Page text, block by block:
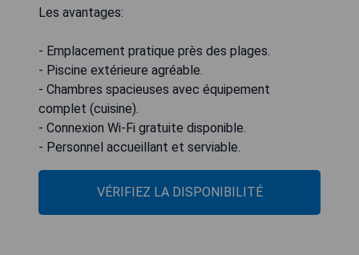
Les avantages:
- Emplacement pratique près des plages.
- Piscine extérieure agréable.
- Chambres spacieuses avec équipement
complet (cuisine).
- Connexion Wi-Fi gratuite disponible.
- Personnel accueillant et serviable.
VÉRIFIEZ LA DISPONIBILITÉ